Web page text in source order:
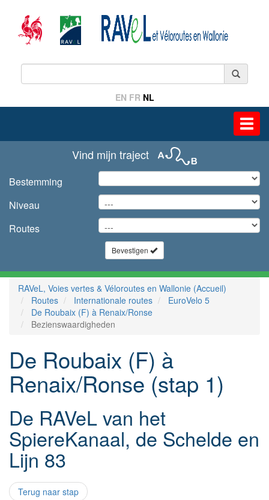
EN FR NL
Vind mijn traject
Bestemming
Niveau
Routes
Bevestigen
RAVeL, Voies vertes & Véloroutes en Wallonie (Accueil)
Routes
Internationale routes
EuroVelo 5
De Roubaix (F) à Renaix/Ronse
Bezienswaardigheden
De Roubaix (F) à
Renaix/Ronse (stap 1)
De RAVeL van het
SpiereKanaal, de Schelde en
Lijn 83
Terug naar stap